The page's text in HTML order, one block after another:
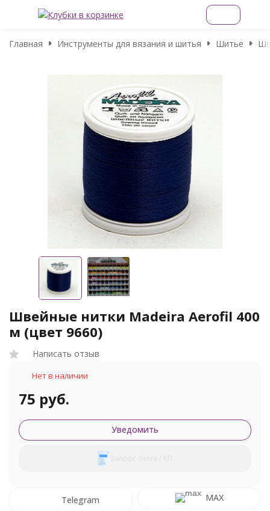
Главная Инструменты для вязания и шитья Шитье
Швейные нитки Madeira Aerofil 400
м (цвет 9660)
Написать отзыв
Нет в наличии
75 руб.
Уведомить
Telegram MAX